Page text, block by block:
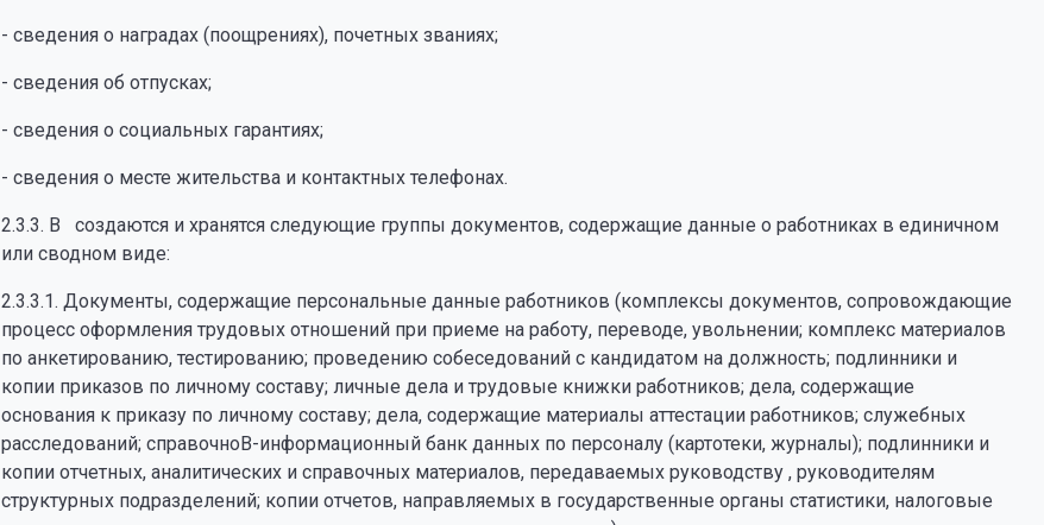
- сведения о наградах (поощрениях), почетных званиях;
- сведения об отпусках;
- сведения о социальных гарантиях;
- сведения о месте жительства и контактных телефонах.
2.3.3. В создаются и хранятся следующие группы документов, содержащие данные о работниках в единичном
или сводном виде:
2.3.3.1. Документы, содержащие персональные данные работников (комплексы документов, сопровождающие
процесс оформления трудовых отношений при приеме на работу, переводе, увольнении; комплекс материалов
по анкетированию, тестированию; проведению собеседований с кандидатом на должность; подлинники и
копии приказов по личному составу; личные дела и трудовые книжки работников; дела, содержащие
основания к приказу по личному составу; дела, содержащие материалы аттестации работников; служебных
расследований; справочноВ­-информационный банк данных по персоналу (картотеки, журналы); подлинники и
копии отчетных, аналитических и справочных материалов, передаваемых руководству , руководителям
структурных подразделений; копии отчетов, направляемых в государственные органы статистики, налоговые